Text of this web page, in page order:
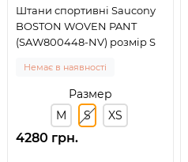
Штани спортивні Saucony
BOSTON WOVEN PANT
(SAW800448-NV) розмір S
Немає в наявності
Размер
M
S XS
4280 грн.